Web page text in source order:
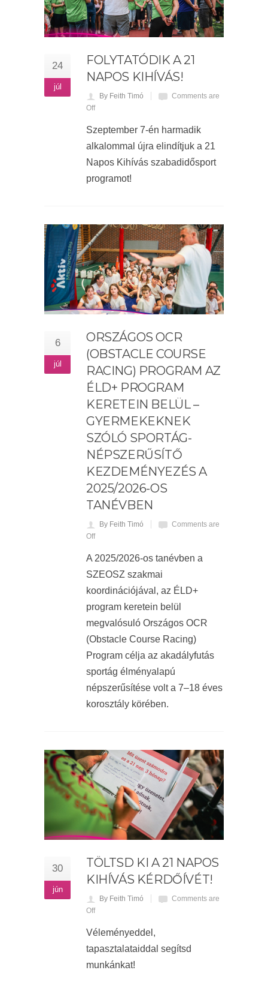
24
júl
FOLYTATÓDIK A 21
NAPOS KIHÍVÁS!
By Feith Timó
Comments are
Off
Szeptember 7-én harmadik
alkalommal újra elindítjuk a 21
Napos Kihívás szabadidősport
programot!
6
júl
ORSZÁGOS OCR
(OBSTACLE COURSE
RACING) PROGRAM AZ
ÉLD+ PROGRAM
KERETEIN BELÜL –
GYERMEKEKNEK
SZÓLÓ SPORTÁG-
NÉPSZERŰSÍTŐ
KEZDEMÉNYEZÉS A
2025/2026-OS
TANÉVBEN
By Feith Timó
Comments are
Off
A 2025/2026-os tanévben a
SZEOSZ szakmai
koordinációjával, az ÉLD+
program keretein belül
megvalósuló Országos OCR
(Obstacle Course Racing)
Program célja az akadályfutás
sportág élményalapú
népszerűsítése volt a 7–18 éves
korosztály körében.
30
jún
TÖLTSD KI A 21 NAPOS
KIHÍVÁS KÉRDŐÍVÉT!
By Feith Timó
Comments are
Off
Véleményeddel,
tapasztalataiddal segítsd
munkánkat!